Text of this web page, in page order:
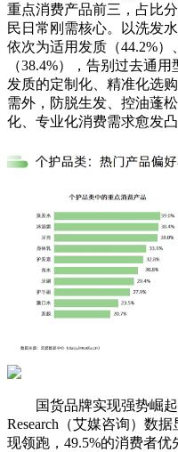
重点消费产品前三，占比
民日常刚需核心。以洗发
依次为适用发质（44.2%）
（38.4%），告别过去通
发质的定制化、精准化选
需外，防脱生发、控油蓬
化、专业化消费需求愈发凸
国货品牌实现强势崛起
Research（艾媒咨询）数
现领跑，49.5%的消费者